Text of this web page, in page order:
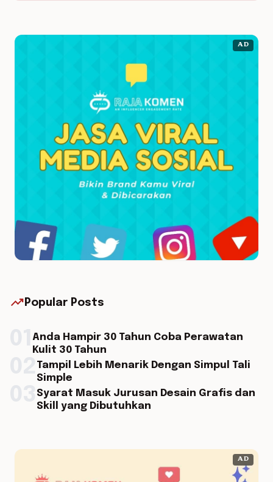
AD
trending_up Popular Posts
Anda Hampir 30 Tahun Coba Perawatan
Kulit 30 Tahun
Tampil Lebih Menarik Dengan Simpul Tali
Simple
Syarat Masuk Jurusan Desain Grafis dan
Skill yang Dibutuhkan
AD